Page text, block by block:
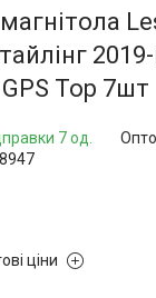
Напишіть нам в
Top 7шт
7 од.
ціни